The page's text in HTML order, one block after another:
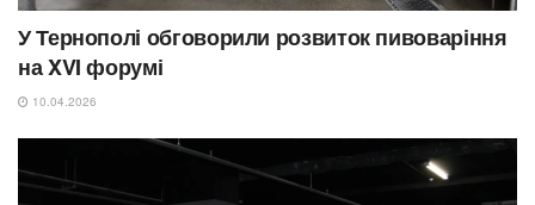
У Тернополі обговорили розвиток пивоваріння
на XVI форумі
10.04.2026